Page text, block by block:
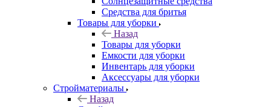
Средства для бритья
Товары для уборки
Назад
Товары для уборки
Емкости для уборки
Инвентарь для уборки
Аксессуары для уборки
Стройматериалы
Назад